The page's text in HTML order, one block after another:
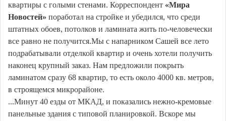
квартиры с голыми стенами. Корреспондент «Мира
Новостей» поработал на стройке и убедился, что среди
штатных обоев, потолков и ламината жить по-человечески
все равно не получится.Мы с напарником Сашей все лето
подрабатывали отделкой квартир и очень хотели получить
наконец крупный заказ. Нам предложили покрыть
ламинатом сразу 68 квартир, то есть около 4000 кв. метров,
в строящемся микрорайоне.
...Минут 40 езды от МКАД, и показались нежно-кремовые
панельные здания с типовой планировкой. Вскоре мы